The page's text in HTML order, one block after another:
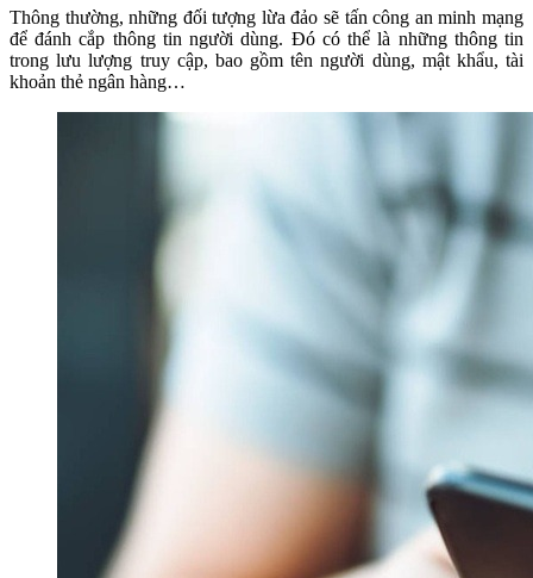
Thông thường, những đối tượng lừa đảo sẽ tấn công an minh mạng
để đánh cắp thông tin người dùng. Đó có thể là những thông tin
trong lưu lượng truy cập, bao gồm tên người dùng, mật khẩu, tài
khoản thẻ ngân hàng…